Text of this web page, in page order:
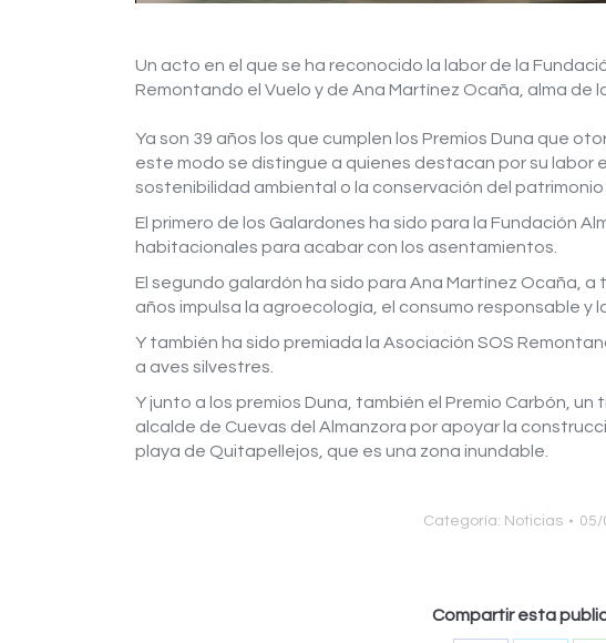
Un acto en el que se ha reconocido la labor de la
Remontando el Vuelo y de Ana Martínez Ocaña, alma de
Ya son 39 años los que cumplen los Premios Duna que
este modo se distingue a quienes destacan por su labor
sostenibilidad ambiental o la conservación del
El primero de los Galardones ha sido para la Fundación
habitacionales para acabar con los asentamientos.
El segundo galardón ha sido para Ana Martínez Ocaña,
años impulsa la agroecología, el consumo responsable y
Y también ha sido premiada la Asociación SOS
a aves silvestres.
Y junto a los premios Duna, también el Premio Carbón,
alcalde de Cuevas del Almanzora por apoyar la
playa de Quitapellejos, que es una zona inundable.
Categoría: Noticias 05/
Compartir esta